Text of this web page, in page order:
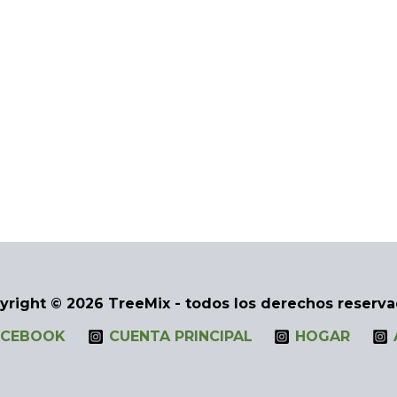
© 2026 TreeMix - todos los derechos
CUENTA PRINCIPAL HOGAR